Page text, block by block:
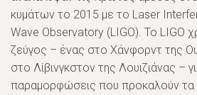
κυμάτων το 2015 με το Laser
Wave Observatory (LIGO). Το LIGO
ζεύγος – ένας στο Χάνφορντ της
στο Λίβινγκστον της Λουιζιάνας –
παραμορφώσεις που προκαλούν τα